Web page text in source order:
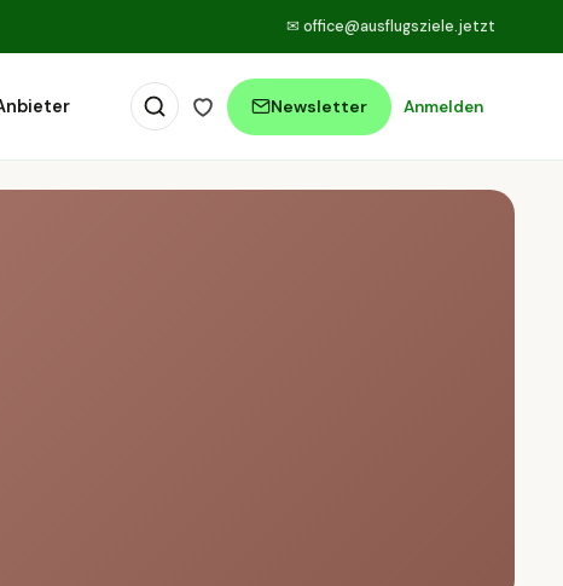
✉ office@ausflugsziele.jetzt
Newsletter Anmelden